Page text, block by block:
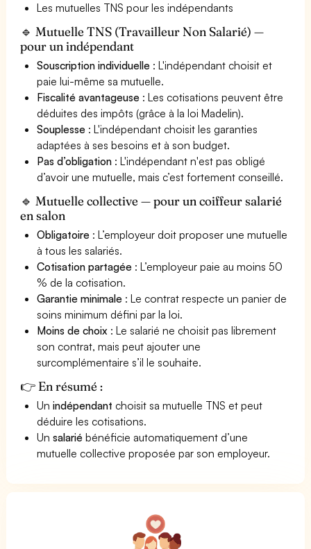
Les mutuelles TNS pour les indépendants
🔹 Mutuelle TNS (Travailleur Non Salarié) —
pour un indépendant
Souscription individuelle : L'indépendant choisit et
paie lui-même sa mutuelle.
Fiscalité avantageuse : Les cotisations peuvent être
déduites des impôts (grâce à la loi Madelin).
Souplesse : L'indépendant choisit les garanties
adaptées à ses besoins et à son budget.
Pas d’obligation : L'indépendant n'est pas obligé
d’avoir une mutuelle, mais c’est fortement conseillé.
🔹 Mutuelle collective — pour un coiffeur salarié
en salon
Obligatoire : L’employeur doit proposer une mutuelle
à tous les salariés.
Cotisation partagée : L’employeur paie au moins 50
% de la cotisation.
Garantie minimale : Le contrat respecte un panier de
soins minimum défini par la loi.
Moins de choix : Le salarié ne choisit pas librement
son contrat, mais peut ajouter une
surcomplémentaire s’il le souhaite.
👉 En résumé :
Unindépendant choisit sa mutuelle TNS et peut
déduire les cotisations.
Unsalarié bénéficie automatiquement d’une
mutuelle collective proposée par son employeur.